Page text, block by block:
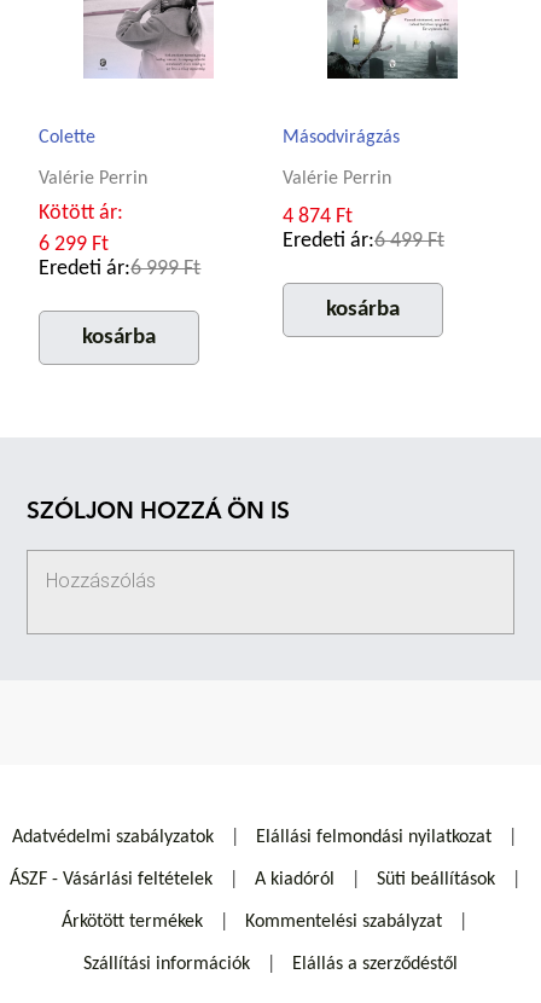
Colette
Valérie Perrin
Kötött ár:
6 299 Ft
Eredeti ár:6 999 Ft
kosárba
Másodvirágzás
Valérie Perrin
4 874 Ft
Eredeti ár:6 499 Ft
kosárba
SZÓLJON HOZZÁ ÖN IS
Adatvédelmi szabályzatok Elállási felmondási nyilatkozat
ÁSZF - Vásárlási feltételek A kiadóról Süti beállítások
Árkötött termékek Kommentelési szabályzat
Szállítási információk Elállás a szerződéstől